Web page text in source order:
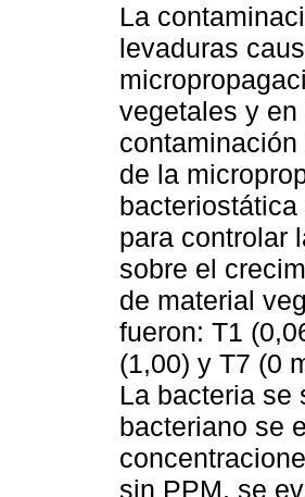
La
levaduras
vegetales y
contaminación
de la
para controlar
sobre el
de material
fueron: T1
(1,00) y T7 (0
La bacteria se
bacteriano se
sin PPM, se